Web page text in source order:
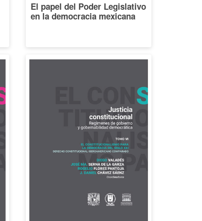
El papel del Poder Legislativo
en la democracia mexicana